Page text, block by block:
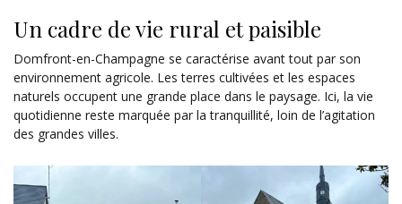
Un cadre de vie rural et paisible
Domfront-en-Champagne se caractérise avant tout par son
environnement agricole. Les terres cultivées et les espaces
naturels occupent une grande place dans le paysage. Ici, la vie
quotidienne reste marquée par la tranquillité, loin de l’agitation
des grandes villes.